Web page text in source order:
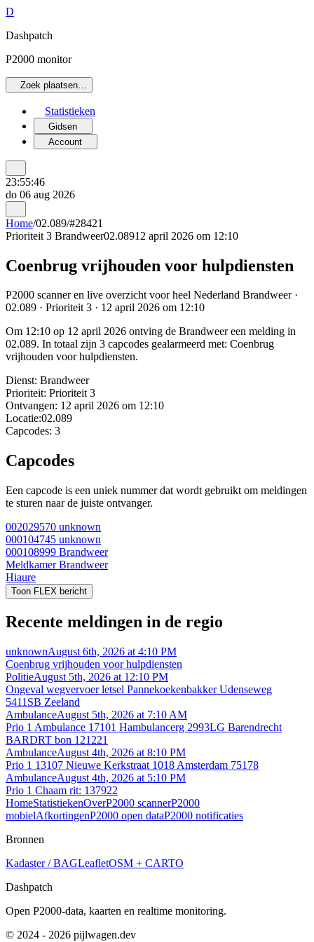
D
Dashpatch
P2000 monitor
Zoek plaatsen…
Statistieken
Gidsen
Account
23:55:46
do 06 aug 2026
Home/02.089/#28421
Prioriteit 3 Brandweer02.08912 april 2026 om 12:10
Coenbrug vrijhouden voor hulpdiensten
P2000 scanner en live overzicht voor heel Nederland Brandweer ·
02.089 · Prioriteit 3 · 12 april 2026 om 12:10
Om 12:10 op 12 april 2026 ontving de Brandweer een melding in
02.089. In totaal zijn 3 capcodes gealarmeerd met: Coenbrug
vrijhouden voor hulpdiensten.
Dienst: Brandweer
Prioriteit: Prioriteit 3
Ontvangen: 12 april 2026 om 12:10
Locatie:02.089
Capcodes: 3
Capcodes
Een capcode is een uniek nummer dat wordt gebruikt om meldingen
te sturen naar de juiste ontvanger.
002029570 unknown
000104745 unknown
000108999 Brandweer
Meldkamer Brandweer
Hiaure
Toon FLEX bericht
Recente meldingen in de regio
unknownAugust 6th, 2026 at 4:10 PM
Coenbrug vrijhouden voor hulpdiensten
PolitieAugust 5th, 2026 at 12:10 PM
Ongeval wegvervoer letsel Pannekoekenbakker Udenseweg
5411SB Zeeland
AmbulanceAugust 5th, 2026 at 7:10 AM
Prio 1 Ambulance 17101 Hambulancerg 2993LG Barendrecht
BARDRT bon 121221
AmbulanceAugust 4th, 2026 at 8:10 PM
Prio 1 13107 Nieuwe Kerkstraat 1018 Amsterdam 75178
AmbulanceAugust 4th, 2026 at 5:10 PM
Prio 1 Chaam rit: 137922
HomeStatistiekenOverP2000 scannerP2000
mobielAfkortingenP2000 open dataP2000 notificaties
Bronnen
Kadaster / BAGLeafletOSM + CARTO
Dashpatch
Open P2000-data, kaarten en realtime monitoring.
© 2024 - 2026 pijlwagen.dev